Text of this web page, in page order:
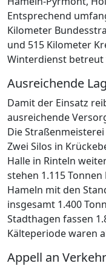
Entsprechend
Kilometer
und 515 Kilometer
Winterdienst betreut
Ausreichende
Damit der Einsatz
ausreichende
Die
Zwei Silos in
Halle in Rinteln
stehen 1.115
Hameln mit den
insgesamt 1.400
Stadthagen fassen
Kälteperiode waren
Appell an